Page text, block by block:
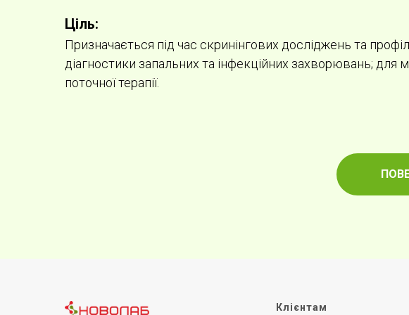
Ціль:
Призначається під час скринінгових досліджень та
діагностики запальних та інфекційних захворювань; для
поточної терапії.
Клієнтам